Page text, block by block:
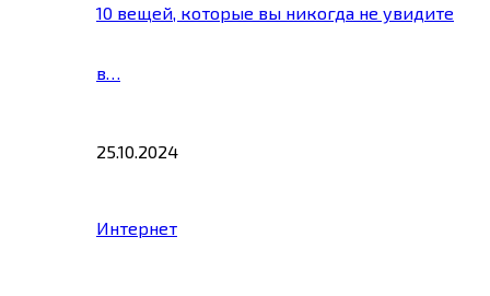
10 вещей, которые вы никогда не увидите
в…
25.10.2024
Интернет